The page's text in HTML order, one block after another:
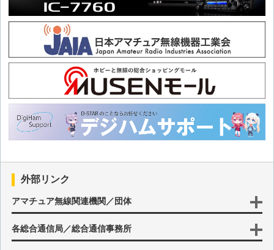
第45回 クリスタルフィルタチェッカ その2
第44回 クリスタルフィルタチェッカ その1
第43回 基板で作るクリスタルフィルタ
第42回 基板で作るアッテネータ その2
第41回 疑似音声用アンプ＆スピーカ
第40回 50MHz用ミニリニア(その1 2SC1970)
第39回 基板で作るアッテネータ その1
外部リンク
アマチュア無線関連機関／団体
各総合通信局／総合通信事務所